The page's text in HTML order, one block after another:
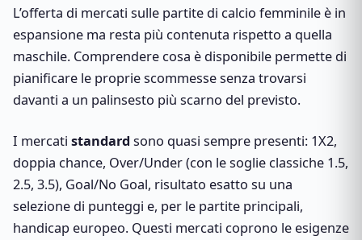
L’offerta di mercati sulle partite di calcio femminile è in
espansione ma resta più contenuta rispetto a quella
maschile. Comprendere cosa è disponibile permette di
pianificare le proprie scommesse senza trovarsi
davanti a un palinsesto più scarno del previsto.
I mercati standard sono quasi sempre presenti: 1X2,
doppia chance, Over/Under (con le soglie classiche 1.5,
2.5, 3.5), Goal/No Goal, risultato esatto su una
selezione di punteggi e, per le partite principali,
handicap europeo. Questi mercati coprono le esigenze